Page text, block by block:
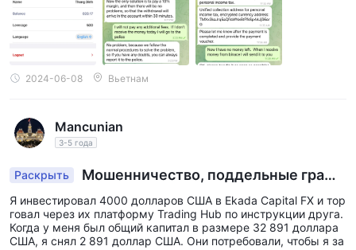
2024-06-08 Вьетнам
Mancunian
3-5 года
Раскрыть
Мошенничество, поддельные графи
ки, присвоение инвестированных денег
Я инвестировал 4000 долларов США в Ekada Capital FX и тор
говал через их платформу Trading Hub по инструкции друга.
Когда у меня был общий капитал в размере 32 891 доллара
США, я снял 2 891 доллар США. Они потребовали, чтобы я за